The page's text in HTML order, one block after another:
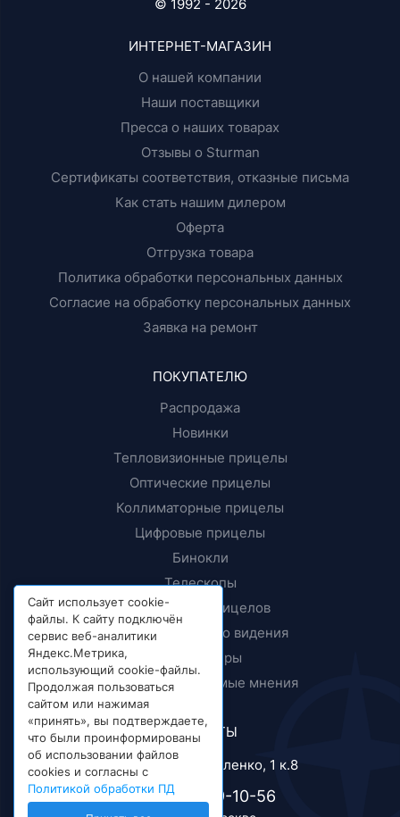
© 1992 - 2026
ИНТЕРНЕТ-МАГАЗИН
О нашей компании
Наши поставщики
Пресса о наших товарах
Отзывы о Sturman
Сертификаты соответствия, отказные письма
Как стать нашим дилером
Оферта
Отгрузка товара
Политика обработки персональных данных
Согласие на обработку персональных данных
Заявка на ремонт
ПОКУПАТЕЛЮ
Распродажа
Новинки
Тепловизионные прицелы
Оптические прицелы
Коллиматорные прицелы
Цифровые прицелы
Бинокли
Телескопы
Крепления прицелов
Приборы ночного видения
Дальномеры
Тесты и независимые мнения
КОНТАКТЫ
г. Москва, ул. Короленко, 1 к.8
+7 (495) 989-10-56
Сайт использует cookie-
файлы. К сайту подключён
сервис веб-аналитики
Яндекс.Метрика,
использующий cookie-файлы.
Продолжая пользоваться
сайтом или нажимая
«принять», вы подтверждаете,
что были проинформированы
об использовании файлов
cookies и согласны с
Политикой обработки ПД